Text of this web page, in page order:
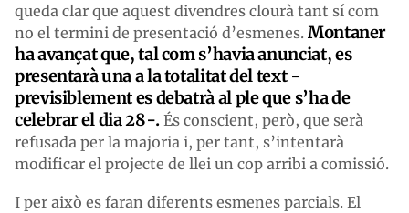
queda clar que aquest divendres clourà tant sí com
no el termini de presentació d’esmenes. Montaner
ha avançat que, tal com s’havia anunciat, es
presentarà una a la totalitat del text -
previsiblement es debatrà al ple que s’ha de
celebrar el dia 28-.És conscient, però, que serà
refusada per la majoria i, per tant, s’intentarà
modificar el projecte de llei un cop arribi a comissió.
I per això es faran diferents esmenes parcials. El